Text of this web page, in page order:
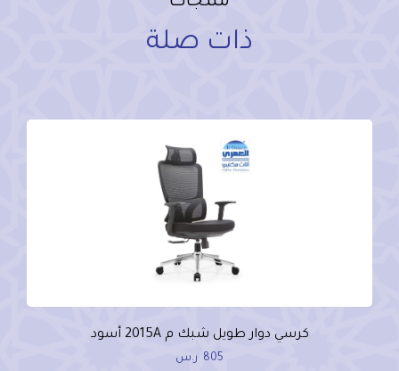
ذات صلة
كرسي دوار طويل شبك م 2015A أسود
805 ر.س